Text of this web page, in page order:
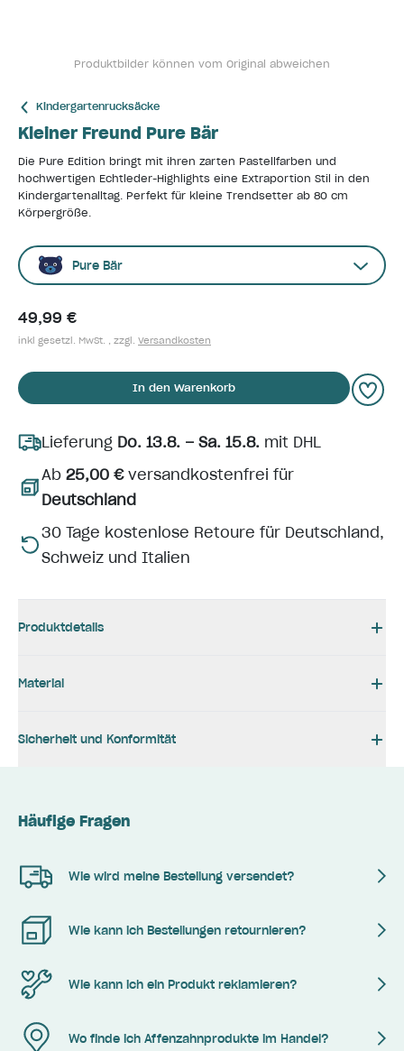
Produktbilder können vom Original abweichen
Kindergartenrucksäcke
Kleiner Freund Pure Bär
Die Pure Edition bringt mit ihren zarten Pastellfarben und
hochwertigen Echtleder-Highlights eine Extraportion Stil in den
Kindergartenalltag. Perfekt für kleine Trendsetter ab 80 cm
Körpergröße.
Pure Bär
49,99 €
inkl gesetzl. MwSt. , zzgl. Versandkosten
In den Warenkorb
Lieferung Do. 13.8. – Sa. 15.8. mit DHL
Ab 25,00 €versandkostenfrei für
Deutschland
30 Tage kostenlose Retoure für Deutschland,
Schweiz und Italien
Produktdetails
Material
Sicherheit und Konformität
Häufige Fragen
Wie wird meine Bestellung versendet?
Wie kann ich Bestellungen retournieren?
Wie kann ich ein Produkt reklamieren?
Wo finde ich Affenzahnprodukte im Handel?